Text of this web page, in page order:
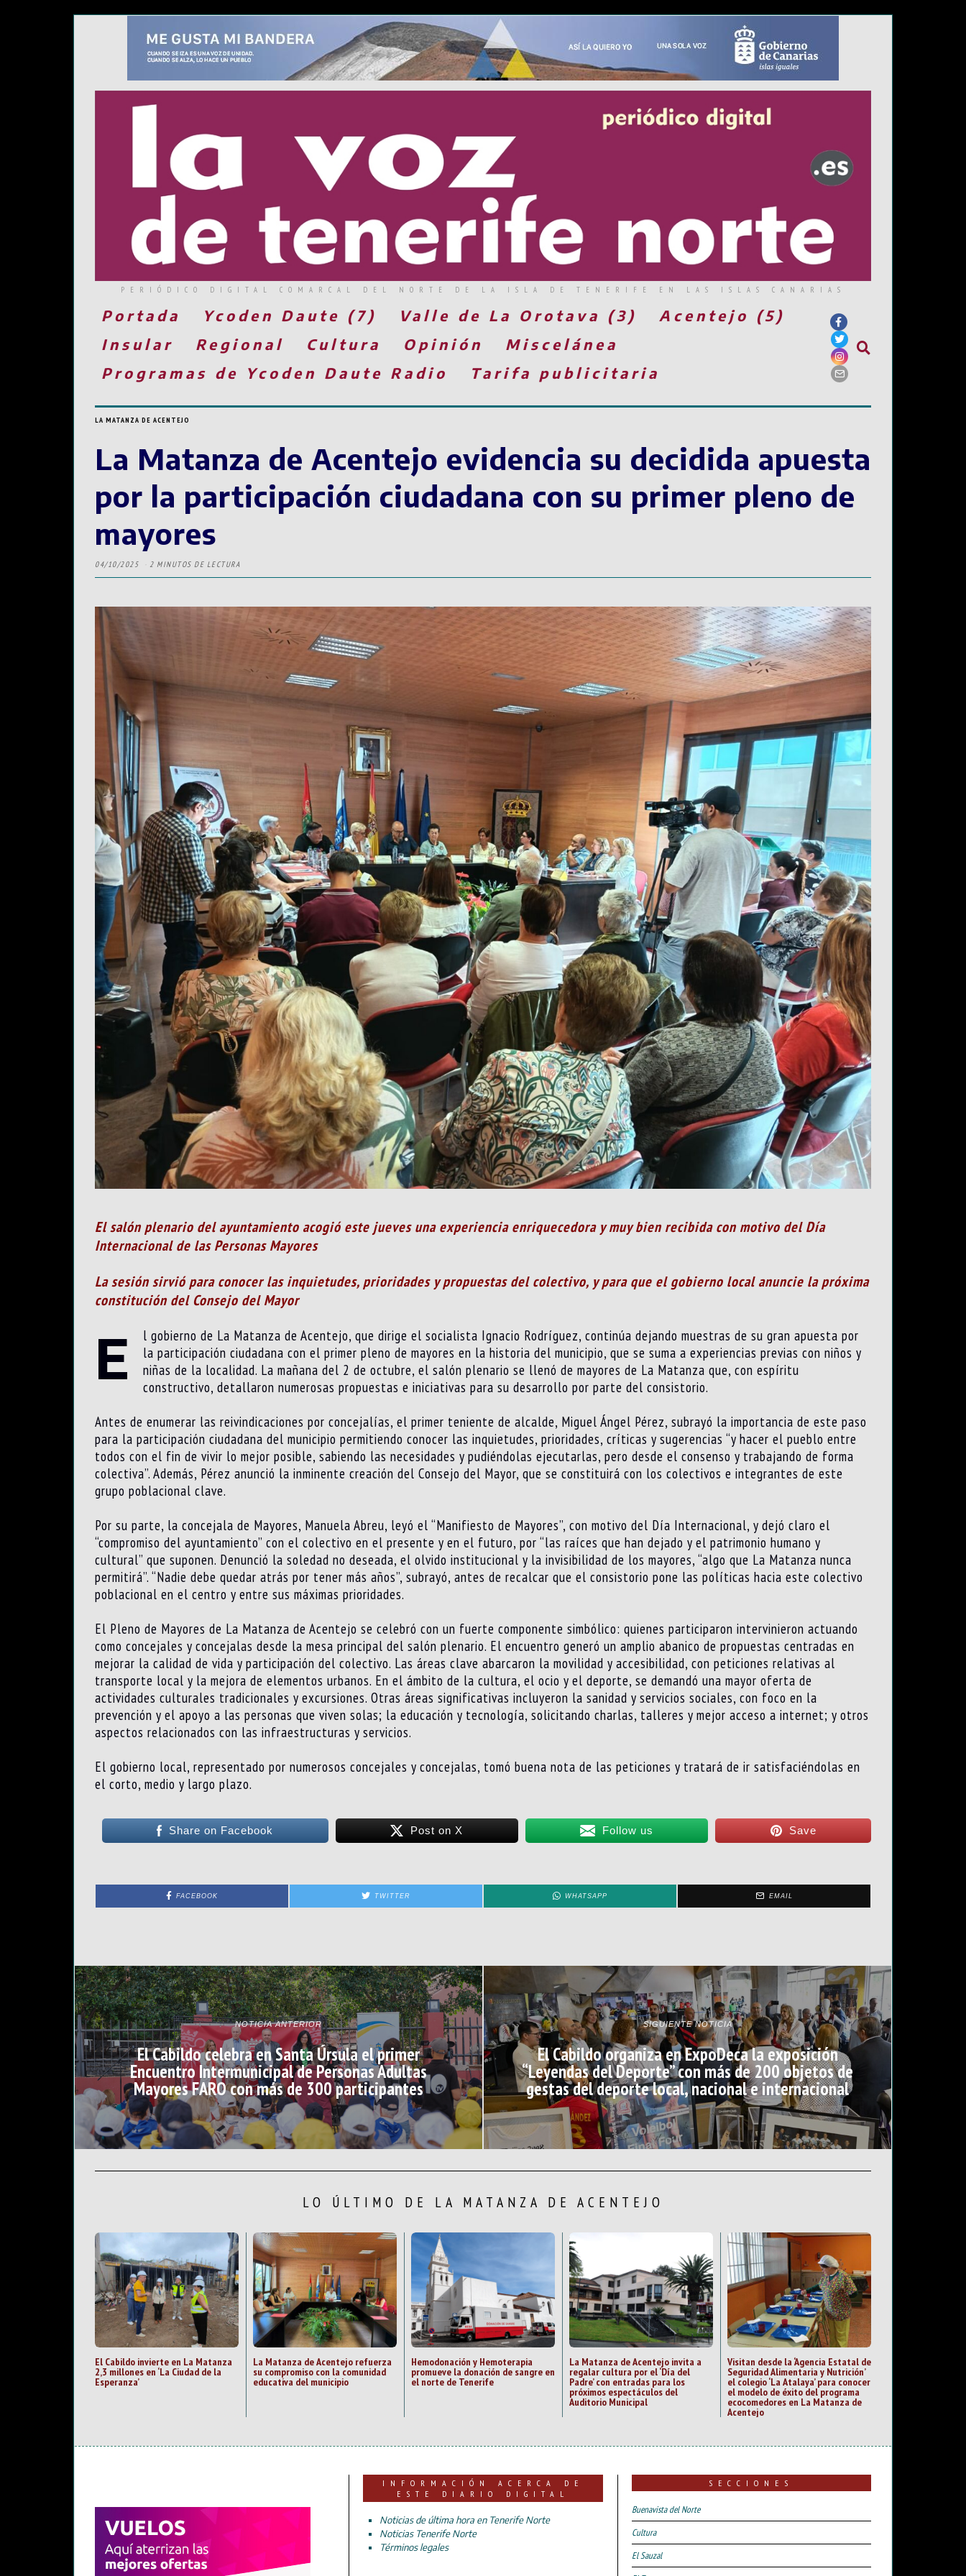
PERIÓDICO DIGITAL COMARCAL DEL NORTE DE LA ISLA DE TENERIFE EN LAS ISLAS CANARIAS
Portada Ycoden Daute (7) Valle de La Orotava (3)
Acentejo (5)
Insular
Regional Cultura Opinión
Miscelánea
Programas de Ycoden Daute Radio
Tarifa publicitaria
LA MATANZA DE ACENTEJO
La Matanza de Acentejo evidencia su decidida apuesta
por la participación ciudadana con su primer pleno de
mayores
04/10/2025 2 MINUTOS DE LECTURA
El salón plenario del ayuntamiento acogió este jueves una experiencia enriquecedora y muy bien recibida con motivo del Día
Internacional de las Personas Mayores
La sesión sirvió para conocer las inquietudes, prioridades y propuestas del colectivo, y para que el gobierno local anuncie la próxima
constitución del Consejo del Mayor
E
l gobierno de La Matanza de Acentejo, que dirige el socialista Ignacio Rodríguez, continúa dejando muestras de su gran apuesta por
la participación ciudadana con el primer pleno de mayores en la historia del municipio, que se suma a experiencias previas con niños y
niñas de la localidad. La mañana del 2 de octubre, el salón plenario se llenó de mayores de La Matanza que, con espíritu
constructivo, detallaron numerosas propuestas e iniciativas para su desarrollo por parte del consistorio.
Antes de enumerar las reivindicaciones por concejalías, el primer teniente de alcalde, Miguel Ángel Pérez, subrayó la importancia de este paso
para la participación ciudadana del municipio permitiendo conocer las inquietudes, prioridades, críticas y sugerencias “y hacer el pueblo entre
todos con el fin de vivir lo mejor posible, sabiendo las necesidades y pudiéndolas ejecutarlas, pero desde el consenso y trabajando de forma
colectiva”. Además, Pérez anunció la inminente creación del Consejo del Mayor, que se constituirá con los colectivos e integrantes de este
grupo poblacional clave.
Por su parte, la concejala de Mayores, Manuela Abreu, leyó el “Manifiesto de Mayores”, con motivo del Día Internacional, y dejó claro el
“compromiso del ayuntamiento” con el colectivo en el presente y en el futuro, por “las raíces que han dejado y el patrimonio humano y
cultural” que suponen. Denunció la soledad no deseada, el olvido institucional y la invisibilidad de los mayores, “algo que La Matanza nunca
permitirá”. “Nadie debe quedar atrás por tener más años”, subrayó, antes de recalcar que el consistorio pone las políticas hacia este colectivo
poblacional en el centro y entre sus máximas prioridades.
El Pleno de Mayores de La Matanza de Acentejo se celebró con un fuerte componente simbólico: quienes participaron intervinieron actuando
como concejales y concejalas desde la mesa principal del salón plenario. El encuentro generó un amplio abanico de propuestas centradas en
mejorar la calidad de vida y participación del colectivo. Las áreas clave abarcaron la movilidad y accesibilidad, con peticiones relativas al
transporte local y la mejora de elementos urbanos. En el ámbito de la cultura, el ocio y el deporte, se demandó una mayor oferta de
actividades culturales tradicionales y excursiones. Otras áreas significativas incluyeron la sanidad y servicios sociales, con foco en la
prevención y el apoyo a las personas que viven solas; la educación y tecnología, solicitando charlas, talleres y mejor acceso a internet; y otros
aspectos relacionados con las infraestructuras y servicios.
El gobierno local, representado por numerosos concejales y concejalas, tomó buena nota de las peticiones y tratará de ir satisfaciéndolas en
el corto, medio y largo plazo.
Share on Facebook Post on X Follow us Save
FACEBOOK TWITTER WHATSAPP EMAIL
NOTICIA ANTERIOR
El Cabildo celebra en Santa Úrsula el primer
Encuentro Intermunicipal de Personas Adultas
Mayores FARO con más de 300 participantes
SIGUIENTE NOTICIA
El Cabildo organiza en ExpoDeca la exposición
“Leyendas del Deporte” con más de 200 objetos de
gestas del deporte local, nacional e internacional
LO ÚLTIMO DE LA MATANZA DE ACENTEJO
El Cabildo invierte en La Matanza
2,3 millones en ‘La Ciudad de la
Esperanza’
La Matanza de Acentejo refuerza
su compromiso con la comunidad
educativa del municipio
Hemodonación y Hemoterapia
promueve la donación de sangre en
el norte de Tenerife
La Matanza de Acentejo invita a
regalar cultura por el ‘Día del
Padre’ con entradas para los
próximos espectáculos del
Auditorio Municipal
Visitan desde la ‘Agencia Estatal de
Seguridad Alimentaria y Nutrición’
el colegio ‘La Atalaya’ para conocer
el modelo de éxito del programa
ecocomedores en La Matanza de
Acentejo
INFORMACIÓN ACERCA DE
ESTE DIARIO DIGITAL
Noticias de última hora en Tenerife Norte
Noticias Tenerife Norte
Términos legales
SECCIONES
Buenavista del Norte
Cultura
El Sauzal